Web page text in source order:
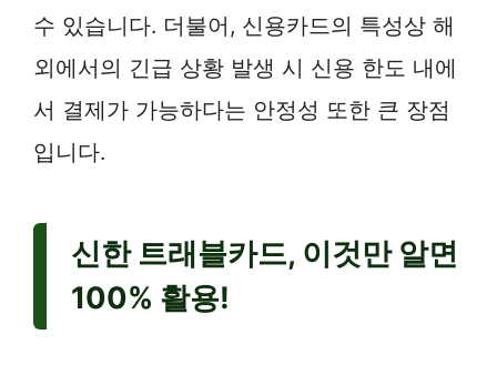
수 있습니다. 더불어, 신용카드의 특성상 해
외에서의 긴급 상황 발생 시 신용 한도 내에
서 결제가 가능하다는 안정성 또한 큰 장점
입니다.
신한 트래블카드, 이것만 알면
100% 활용!